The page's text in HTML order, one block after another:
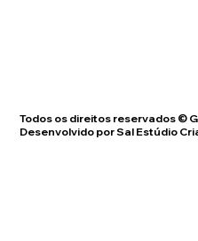
Todos os direitos reservados ©
Desenvolvido por Sal Estúdio